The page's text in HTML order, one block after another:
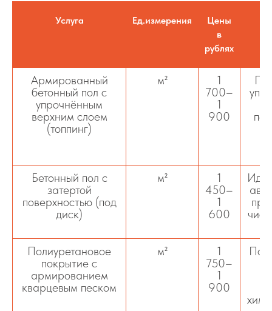
Услуга Ед.измерения
Цены
в
рублях
Армированный
бетонный пол с
упрочнённым
верхним слоем
(топпинг)
м²
1
700–
1
900
Бетонный пол с
затертой
поверхностью (под
диск)
м²
1
450–
1
600
Полиуретановое
покрытие с
армированием
кварцевым песком
м²
1
750–
1
900